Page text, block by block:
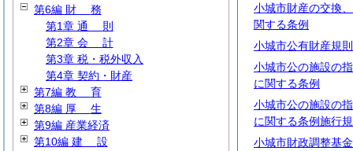
小城市財産の交換
関する条例
小城市公有財産規則
小城市公の施設の
に関する条例
小城市公の施設の
に関する条例施行
小城市財政調整基
第6編 財 務
第1章 通 則
第2章 会 計
第3章 税・税外収入
第4章 契約・財産
第7編 教 育
第8編 厚 生
第9編 産業経済
第10編 建 設